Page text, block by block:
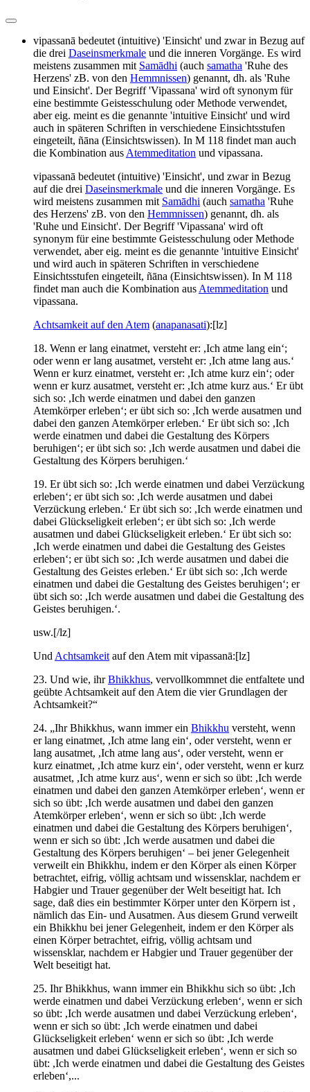
vipassanā bedeutet (intuitive) 'Einsicht' und zwar in Bezug auf
die drei Daseinsmerkmale und die inneren Vorgänge. Es wird
meistens zusammen mit Samādhi (auch samatha 'Ruhe des
Herzens' zB. von den Hemmnissen) genannt, dh. als 'Ruhe
und Einsicht'. Der Begriff 'Vipassana' wird oft synonym für
eine bestimmte Geistesschulung oder Methode verwendet,
aber eig. meint es die genannte 'intuitive Einsicht' und wird
auch in späteren Schriften in verschiedene Einsichtsstufen
eingeteilt, ñāna (Einsichtswissen). In M 118 findet man auch
die Kombination aus Atemmeditation und vipassana.
vipassanā bedeutet (intuitive) 'Einsicht', und zwar in Bezug
auf die drei Daseinsmerkmale und die inneren Vorgänge. Es
wird meistens zusammen mit Samādhi (auch samatha 'Ruhe
des Herzens' zB. von den Hemmnissen) genannt, dh. als
'Ruhe und Einsicht'. Der Begriff 'Vipassana' wird oft
synonym für eine bestimmte Geistesschulung oder Methode
verwendet, aber eig. meint es die genannte 'intuitive Einsicht'
und wird auch in späteren Schriften in verschiedene
Einsichtsstufen eingeteilt, ñāna (Einsichtswissen). In M 118
findet man auch die Kombination aus Atemmeditation und
vipassana.
Achtsamkeit auf den Atem (anapanasati):[lz]
18. Wenn er lang einatmet, versteht er: ,Ich atme lang ein‘;
oder wenn er lang ausatmet, versteht er: ,Ich atme lang aus.‘
Wenn er kurz einatmet, versteht er: ,Ich atme kurz ein‘; oder
wenn er kurz ausatmet, versteht er: ,Ich atme kurz aus.‘ Er übt
sich so: ,Ich werde einatmen und dabei den ganzen
Atemkörper erleben‘; er übt sich so: ,Ich werde ausatmen und
dabei den ganzen Atemkörper erleben.‘ Er übt sich so: ,Ich
werde einatmen und dabei die Gestaltung des Körpers
beruhigen‘; er übt sich so: ,Ich werde ausatmen und dabei die
Gestaltung des Körpers beruhigen.‘
19. Er übt sich so: ,Ich werde einatmen und dabei Verzückung
erleben‘; er übt sich so: ,Ich werde ausatmen und dabei
Verzückung erleben.‘ Er übt sich so: ,Ich werde einatmen und
dabei Glückseligkeit erleben‘; er übt sich so: ,Ich werde
ausatmen und dabei Glückseligkeit erleben.‘ Er übt sich so:
,Ich werde einatmen und dabei die Gestaltung des Geistes
erleben‘; er übt sich so: ,Ich werde ausatmen und dabei die
Gestaltung des Geistes erleben.‘ Er übt sich so: ,Ich werde
einatmen und dabei die Gestaltung des Geistes beruhigen‘; er
übt sich so: ,Ich werde ausatmen und dabei die Gestaltung des
Geistes beruhigen.‘.
usw.[/lz]
Und Achtsamkeit auf den Atem mit vipassanā:[lz]
23. Und wie, ihrBhikkhus, vervollkommnet die entfaltete und
geübte Achtsamkeit auf den Atem die vier Grundlagen der
Achtsamkeit?“
24. „Ihr Bhikkhus, wann immer ein Bhikkhu versteht, wenn
er lang einatmet, ,Ich atme lang ein‘, oder versteht, wenn er
lang ausatmet, ,Ich atme lang aus‘, oder versteht, wenn er
kurz einatmet, ,Ich atme kurz ein‘, oder versteht, wenn er kurz
ausatmet, ,Ich atme kurz aus‘, wenn er sich so übt: ,Ich werde
einatmen und dabei den ganzen Atemkörper erleben‘, wenn er
sich so übt: ,Ich werde ausatmen und dabei den ganzen
Atemkörper erleben‘, wenn er sich so übt: ,Ich werde
einatmen und dabei die Gestaltung des Körpers beruhigen‘,
wenn er sich so übt: ,Ich werde ausatmen und dabei die
Gestaltung des Körpers beruhigen‘ – bei jener Gelegenheit
verweilt ein Bhikkhu, indem er den Körper als einen Körper
betrachtet, eifrig, völlig achtsam und wissensklar, nachdem er
Habgier und Trauer gegenüber der Welt beseitigt hat. Ich
sage, daß dies ein bestimmter Körper unter den Körpern ist ,
nämlich das Ein- und Ausatmen. Aus diesem Grund verweilt
ein Bhikkhu bei jener Gelegenheit, indem er den Körper als
einen Körper betrachtet, eifrig, völlig achtsam und
wissensklar, nachdem er Habgier und Trauer gegenüber der
Welt beseitigt hat.
25. Ihr Bhikkhus, wann immer ein Bhikkhu sich so übt: ,Ich
werde einatmen und dabei Verzückung erleben‘, wenn er sich
so übt: ,Ich werde ausatmen und dabei Verzückung erleben‘,
wenn er sich so übt: ,Ich werde einatmen und dabei
Glückseligkeit erleben‘ wenn er sich so übt: ,Ich werde
ausatmen und dabei Glückseligkeit erleben‘, wenn er sich so
übt: ,Ich werde einatmen und dabei die Gestaltung des Geistes
erleben‘,...